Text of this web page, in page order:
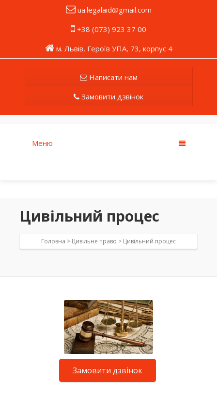
ua.legalaid@gmail.com
+38 (073) 923 37 00
м. Львів, Героїв УПА, 73, корпус 4
Написати нам
Замовити дзвінок
Меню
Цивільний процес
Головна > Цивільне право > Цивільний процес
Замовити дзвінок